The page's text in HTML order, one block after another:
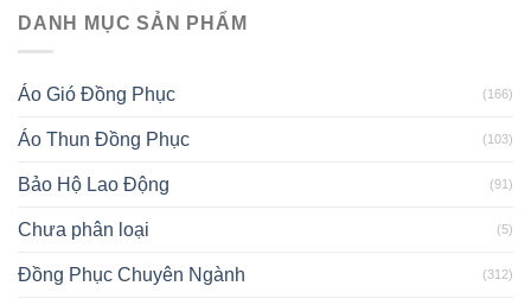
DANH MỤC SẢN PHẨM
Áo Gió Đồng Phục (166)
Áo Thun Đồng Phục (103)
Bảo Hộ Lao Động (91)
Chưa phân loại (5)
Đồng Phục Chuyên Ngành (312)